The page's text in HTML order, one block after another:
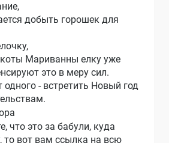
добыть горошек для
Мариванны елку уже
это в меру сил.
одного - встретить Новый год
что это за бабули, куда
то вот вам ссылка на всю